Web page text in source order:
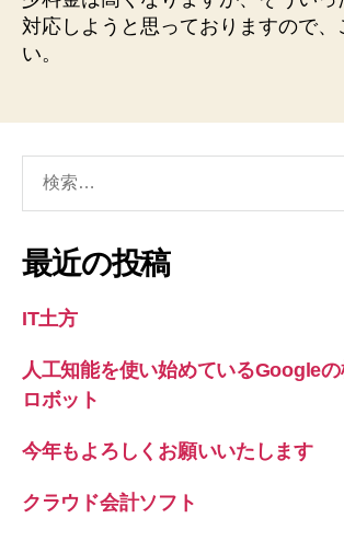
対応しようと思っておりますので、
い。
象:
最近の投稿
IT土方
人工知能を使い始めているGoogle
ロボット
今年もよろしくお願いいたします
クラウド会計ソフト